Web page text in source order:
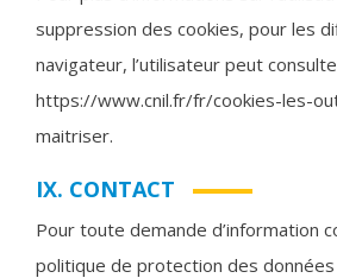
suppression des cookies, pour les
navigateur, l’utilisateur peut
https://www.cnil.fr/fr/cookies-les-
maitriser.
IX. CONTACT
Pour toute demande d’information
politique de protection des